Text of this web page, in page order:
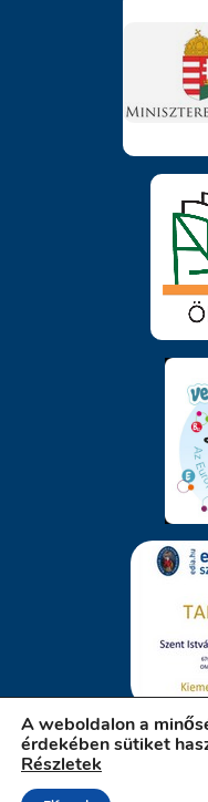
A weboldalon a
érdekében sütiket
Részletek